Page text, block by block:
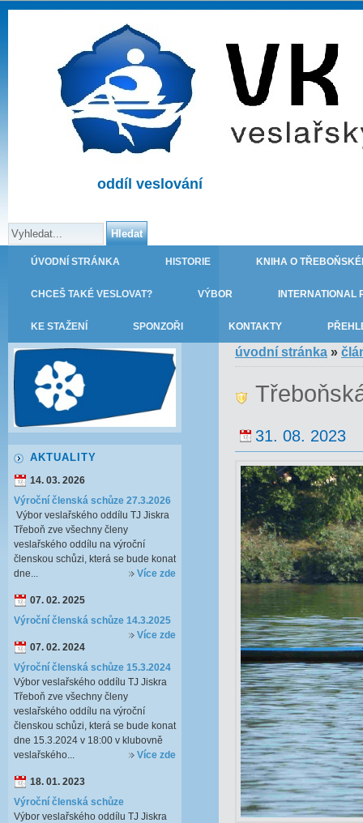
oddíl veslování
ÚVODNÍ STRÁNKA HISTORIE KNIHA O
CHCEŠ TAKÉ VESLOVAT? VÝBOR INTERNATIONAL
KE STAŽENÍ SPONZOŘI KONTAKTY
úvodní stránka »
31. 08. 2023
AKTUALITY
14. 03. 2026
Výroční členská schůze 27.3.2026
Výbor veslařského oddílu TJ Jiskra
Třeboň zve všechny členy
veslařského oddílu na výroční
členskou schůzi, která se bude konat
dne...
Více zde
07. 02. 2025
Výroční členská schůze 14.3.2025
Více zde
07. 02. 2024
Výroční členská schůze 15.3.2024
Výbor veslařského oddílu TJ Jiskra
Třeboň zve všechny členy
veslařského oddílu na výroční
členskou schůzi, která se bude konat
dne 15.3.2024 v 18:00 v klubovně
veslařského...
Více zde
18. 01. 2023
Výroční členská schůze
Výbor veslařského oddílu TJ Jiskra